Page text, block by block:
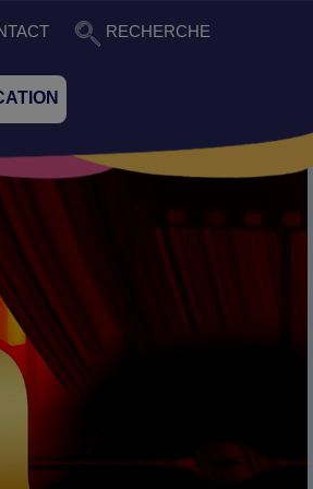
RECHERCHE